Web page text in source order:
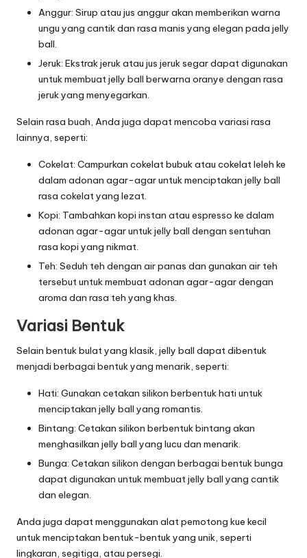
Anggur: Sirup atau jus anggur akan memberikan warna
ungu yang cantik dan rasa manis yang elegan pada jelly
ball.
Jeruk: Ekstrak jeruk atau jus jeruk segar dapat digunakan
untuk membuat jelly ball berwarna oranye dengan rasa
jeruk yang menyegarkan.
Selain rasa buah, Anda juga dapat mencoba variasi rasa
lainnya, seperti:
Cokelat: Campurkan cokelat bubuk atau cokelat leleh ke
dalam adonan agar-agar untuk menciptakan jelly ball
rasa cokelat yang lezat.
Kopi: Tambahkan kopi instan atau espresso ke dalam
adonan agar-agar untuk jelly ball dengan sentuhan
rasa kopi yang nikmat.
Teh: Seduh teh dengan air panas dan gunakan air teh
tersebut untuk membuat adonan agar-agar dengan
aroma dan rasa teh yang khas.
Variasi Bentuk
Selain bentuk bulat yang klasik, jelly ball dapat dibentuk
menjadi berbagai bentuk yang menarik, seperti:
Hati: Gunakan cetakan silikon berbentuk hati untuk
menciptakan jelly ball yang romantis.
Bintang: Cetakan silikon berbentuk bintang akan
menghasilkan jelly ball yang lucu dan menarik.
Bunga: Cetakan silikon dengan berbagai bentuk bunga
dapat digunakan untuk membuat jelly ball yang cantik
dan elegan.
Anda juga dapat menggunakan alat pemotong kue kecil
untuk menciptakan bentuk-bentuk yang unik, seperti
lingkaran, segitiga, atau persegi.